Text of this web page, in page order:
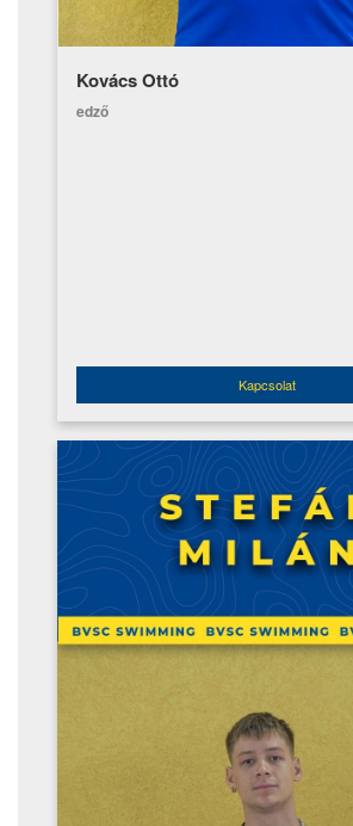
Kovács Ottó
edző
Kapcsolat